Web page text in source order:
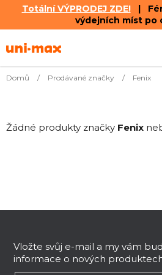
Totální VÝPRODEJ ZDE!|
výdejních míst po
na
Domů / Prodávané značky / Fenix
Žádné produkty značky Fenix
Vložte svůj e-mail a my vám
informace o nových